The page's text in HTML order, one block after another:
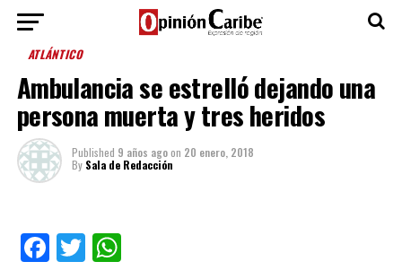
ATLÁNTICO
Ambulancia se estrelló dejando una
persona muerta y tres heridos
Published 9 años agoon 20 enero, 2018
By Sala de Redacción
Facebook
TwitterWhatsApp